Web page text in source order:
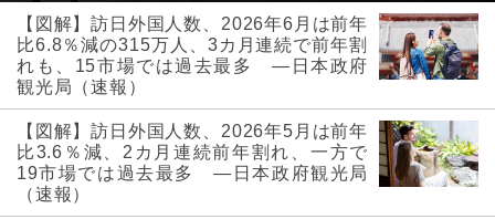
【図解】訪日外国人数、2026年6月は前年
比6.8％減の315万人、3カ月連続で前年割
れも、15市場では過去最多 ―日本政府
観光局（速報）
【図解】訪日外国人数、2026年5月は前年
比3.6％減、2カ月連続前年割れ、一方で
19市場では過去最多 ―日本政府観光局
（速報）